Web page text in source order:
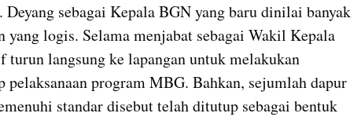
sebagai Kepala BGN yang baru dinilai banyak
yang logis. Selama menjabat sebagai Wakil Kepala
langsung ke lapangan untuk melakukan
pelaksanaan program MBG. Bahkan, sejumlah dapur
standar disebut telah ditutup sebagai bentuk